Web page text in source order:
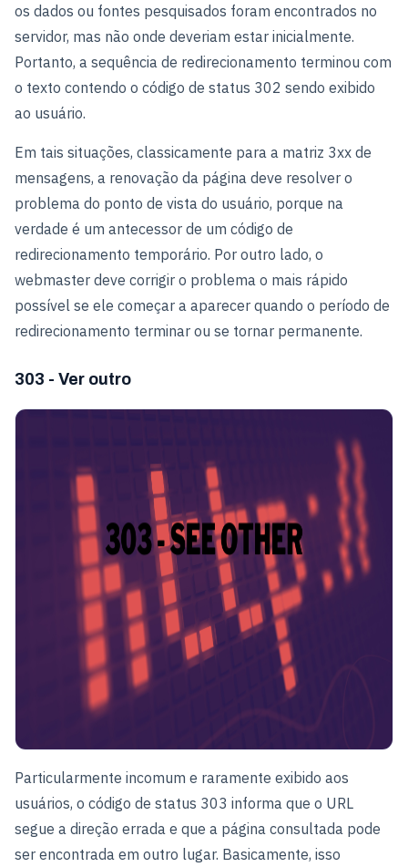
os dados ou fontes pesquisados foram encontrados no
servidor, mas não onde deveriam estar inicialmente.
Portanto, a sequência de redirecionamento terminou com
o texto contendo o código de status 302 sendo exibido
ao usuário.
Em tais situações, classicamente para a matriz 3xx de
mensagens, a renovação da página deve resolver o
problema do ponto de vista do usuário, porque na
verdade é um antecessor de um código de
redirecionamento temporário. Por outro lado, o
webmaster deve corrigir o problema o mais rápido
possível se ele começar a aparecer quando o período de
redirecionamento terminar ou se tornar permanente.
303 - Ver outro
Particularmente incomum e raramente exibido aos
usuários, o código de status 303 informa que o URL
segue a direção errada e que a página consultada pode
ser encontrada em outro lugar. Basicamente, isso